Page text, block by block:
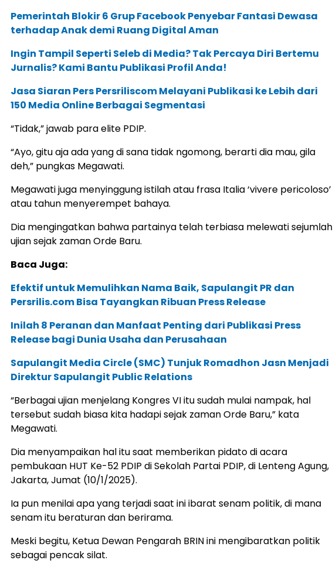
Pemerintah Blokir 6 Grup Facebook Penyebar Fantasi Dewasa
terhadap Anak demi Ruang Digital Aman
Ingin Tampil Seperti Seleb di Media? Tak Percaya Diri Bertemu
Jurnalis? Kami Bantu Publikasi Profil Anda!
Jasa Siaran Pers Persriliscom Melayani Publikasi ke Lebih dari
150 Media Online Berbagai Segmentasi
“Tidak,” jawab para elite PDIP.
“Ayo, gitu aja ada yang di sana tidak ngomong, berarti dia mau, gila
deh,” pungkas Megawati.
Megawati juga menyinggung istilah atau frasa Italia ‘vivere pericoloso’
atau tahun menyerempet bahaya.
Dia mengingatkan bahwa partainya telah terbiasa melewati sejumlah
ujian sejak zaman Orde Baru.
Baca Juga:
Efektif untuk Memulihkan Nama Baik, Sapulangit PR dan
Persrilis.com Bisa Tayangkan Ribuan Press Release
Inilah 8 Peranan dan Manfaat Penting dari Publikasi Press
Release bagi Dunia Usaha dan Perusahaan
Sapulangit Media Circle (SMC) Tunjuk Romadhon Jasn Menjadi
Direktur Sapulangit Public Relations
“Berbagai ujian menjelang Kongres VI itu sudah mulai nampak, hal
tersebut sudah biasa kita hadapi sejak zaman Orde Baru,” kata
Megawati.
Dia menyampaikan hal itu saat memberikan pidato di acara
pembukaan HUT Ke-52 PDIP di Sekolah Partai PDIP, di Lenteng Agung,
Jakarta, Jumat (10/1/2025).
Ia pun menilai apa yang terjadi saat ini ibarat senam politik, di mana
senam itu beraturan dan berirama.
Meski begitu, Ketua Dewan Pengarah BRIN ini mengibaratkan politik
sebagai pencak silat.